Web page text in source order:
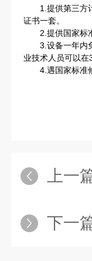
1.提供第三方计
证书一套。
2.提供国家标准
3.设备一年内免
业技术人员可以在
4.遇国家标准修
上一
下一